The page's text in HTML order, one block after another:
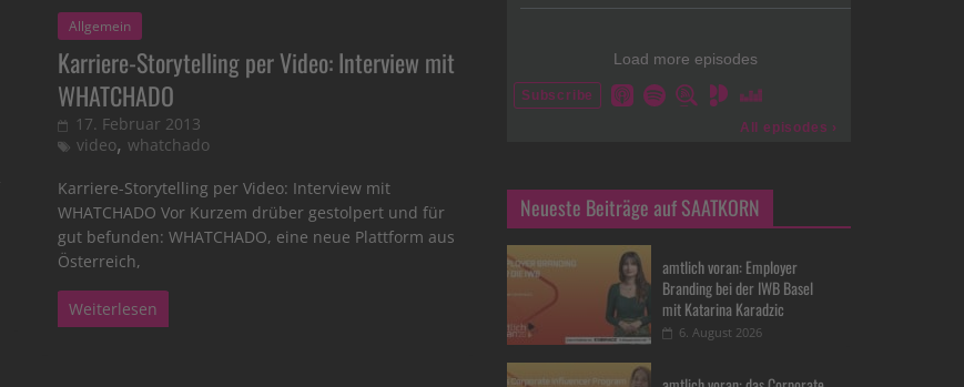
Allgemein
Karriere-Storytelling per Video: Interview mit
WHATCHADO
17. Februar 2013
video,whatchado
Karriere-Storytelling per Video: Interview mit
WHATCHADO Vor Kurzem drüber gestolpert und für
gut befunden: WHATCHADO, eine neue Plattform aus
Österreich,
Weiterlesen
Neueste Beiträge auf SAATKORN
amtlich voran: Employer
Branding bei der IWB Basel
mit Katarina Karadzic
6. August 2026